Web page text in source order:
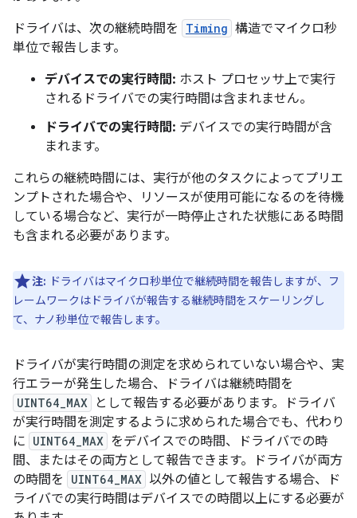
ドライバは、次の継続時間を
Timing 構造でマイクロ秒
単位で報告します。
デバイスでの実行時間: ホスト プロセッサ上で実行
されるドライバでの実行時間は含まれません。
ドライバでの実行時間: デバイスでの実行時間が含
まれます。
これらの継続時間には、実行が他のタスクによってプリエ
ンプトされた場合や、リソースが使用可能になるのを待機
している場合など、実行が一時停止された状態にある時間
も含まれる必要があります。
注: ドライバはマイクロ秒単位で継続時間を報告しますが、フ
レームワークはドライバが報告する継続時間をスケーリングし
て、ナノ秒単位で報告します。
ドライバが実行時間の測定を求められていない場合や、実
行エラーが発生した場合、ドライバは継続時間を
UINT64_MAX
として報告する必要があります。ドライバ
が実行時間を測定するように求められた場合でも、代わり
に UINT64_MAX をデバイスでの時間、ドライバでの時
間、またはその両方として報告できます。ドライバが両方
の時間を
UINT64_MAX 以外の値として報告する場合、ド
ライバでの実行時間はデバイスでの時間以上にする必要が